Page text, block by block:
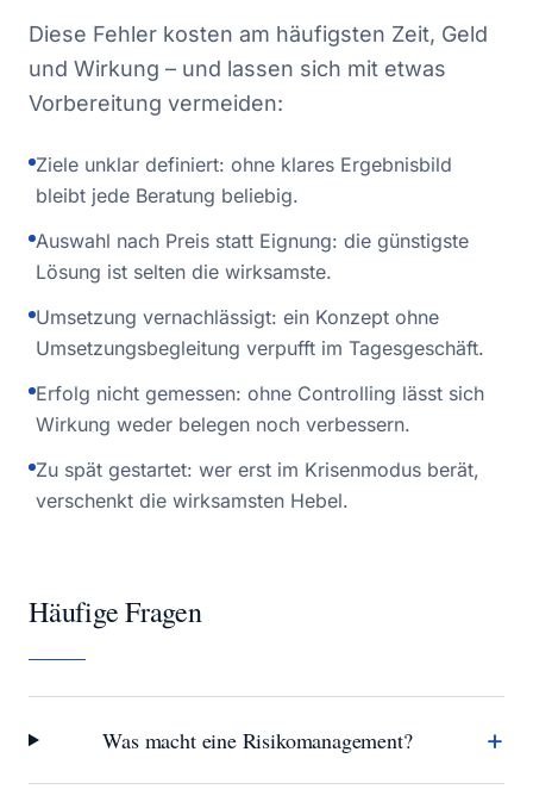
Diese Fehler kosten am häufigsten Zeit, Geld
und Wirkung – und lassen sich mit etwas
Vorbereitung vermeiden:
Ziele unklar definiert: ohne klares Ergebnisbild
bleibt jede Beratung beliebig.
Auswahl nach Preis statt Eignung: die günstigste
Lösung ist selten die wirksamste.
Umsetzung vernachlässigt: ein Konzept ohne
Umsetzungsbegleitung verpufft im Tagesgeschäft.
Erfolg nicht gemessen: ohne Controlling lässt sich
Wirkung weder belegen noch verbessern.
Zu spät gestartet: wer erst im Krisenmodus berät,
verschenkt die wirksamsten Hebel.
Häufige Fragen
Was macht eine Risikomanagement? +